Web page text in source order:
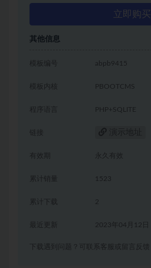
立即购买
其他信息
模板编号 abpb9415
模板内核 PBOOTCMS
程序语言 PHP+SQLITE
链接
有效期 永久有效
累计销量 1523
累计下载 2
2023年04月12日
下载遇到问题？可联系客服或留言反馈